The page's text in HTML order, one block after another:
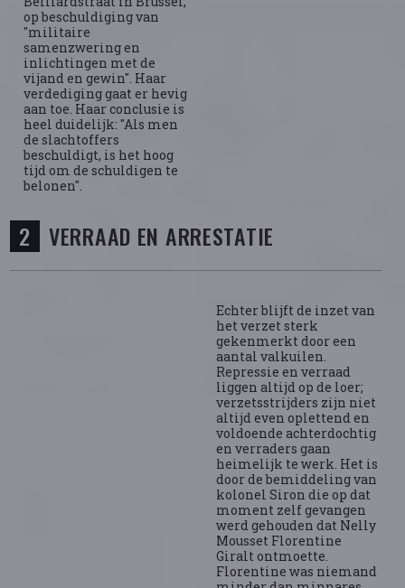
op beschuldiging van
"militaire
samenzwering en
inlichtingen met de
vijand en gewin". Haar
verdediging gaat er hevig
aan toe. Haar conclusie is
heel duidelijk: "Als men
de slachtoffers
beschuldigt, is het hoog
tijd om de schuldigen te
belonen".
VERRAAD EN ARRESTATIE
Echter blijft de inzet van
het verzet sterk
gekenmerkt door een
aantal valkuilen.
Repressie en verraad
liggen altijd op de loer;
verzetsstrijders zijn niet
altijd even oplettend en
voldoende achterdochtig
en verraders gaan
heimelijk te werk. Het is
door de bemiddeling van
kolonel Siron die op dat
moment zelf gevangen
werd gehouden dat Nelly
Mousset Florentine
Giralt ontmoette.
Florentine was niemand